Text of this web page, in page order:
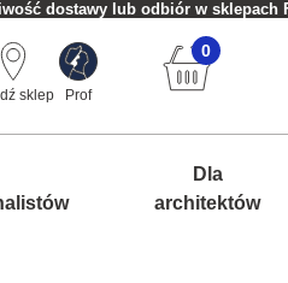
dostawy lub odbiór w sklepach
sklep Prof
0
Dla
architektów